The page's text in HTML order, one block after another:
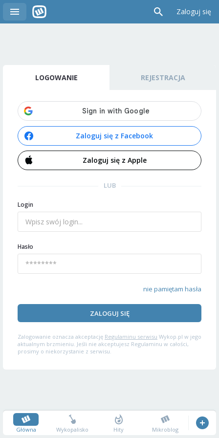
Zaloguj się
LOGOWANIE REJESTRACJA
Zaloguj się z Facebook
Zaloguj się z Apple
LUB
Login
Hasło
nie pamiętam hasła
ZALOGUJ SIĘ
Zalogowanie oznacza akceptację Regulaminu serwisu Wykop.pl w jego
aktualnym brzmieniu. Jeśli nie akceptujesz Regulaminu w całości,
prosimy o niekorzystanie z serwisu.
Główna Wykopalisko Hity Mikroblog